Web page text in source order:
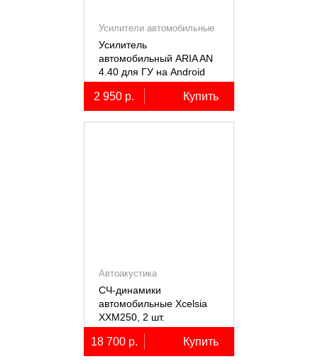
Усилители автомобильные
Усилитель
автомобильный ARIA AN
4.40 для ГУ на Android
2 950 р. Купить
Автоакустика
СЧ-динамики
автомобильные Xcelsia
XXM250, 2 шт.
18 700 р. Купить